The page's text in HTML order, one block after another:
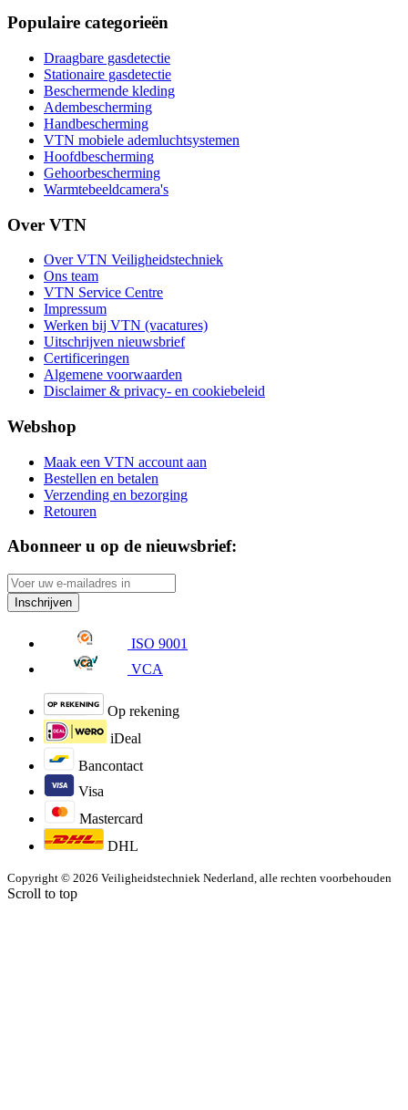
Populaire categorieën
Draagbare gasdetectie
Stationaire gasdetectie
Beschermende kleding
Adembescherming
Handbescherming
VTN mobiele ademluchtsystemen
Hoofdbescherming
Gehoorbescherming
Warmtebeeldcamera's
Over VTN
Over VTN Veiligheidstechniek
Ons team
VTN Service Centre
Impressum
Werken bij VTN (vacatures)
Uitschrijven nieuwsbrief
Certificeringen
Algemene voorwaarden
Disclaimer & privacy- en cookiebeleid
Webshop
Maak een VTN account aan
Bestellen en betalen
Verzending en bezorging
Retouren
Abonneer u op de nieuwsbrief:
Inschrijven
ISO 9001
VCA
Op rekening
iDeal
Bancontact
Visa
Mastercard
DHL
Copyright © 2026 Veiligheidstechniek Nederland, alle rechten voorbehouden
Scroll to top